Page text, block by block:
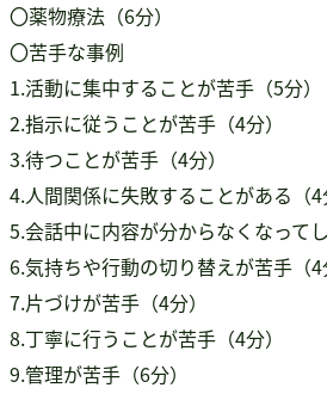
〇薬物療法（6分）
〇苦手な事例
1.活動に集中することが苦手（5分）
2.指示に従うことが苦手（4分）
3.待つことが苦手（4分）
4.人間関係に失敗することがある（4
5.会話中に内容が分からなくなって
6.気持ちや行動の切り替えが苦手（4
7.片づけが苦手（4分）
8.丁寧に行うことが苦手（4分）
9.管理が苦手（6分）